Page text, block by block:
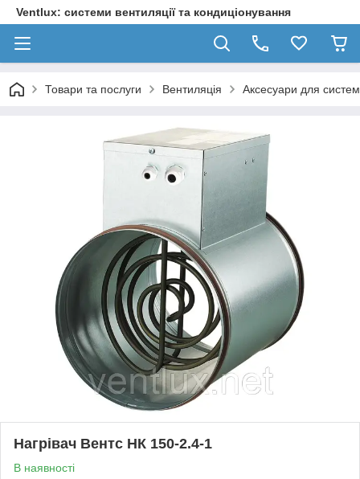
Ventlux: системи вентиляції та кондиціонування
Товари та послуги Вентиляція Аксесуари для систем
Нагрівач Вентс НК 150-2.4-1
В наявності